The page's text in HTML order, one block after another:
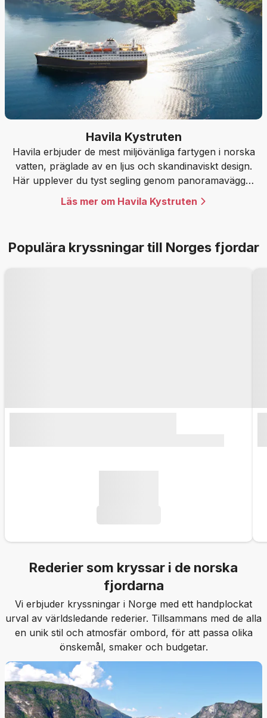
Havila Kystruten
Havila erbjuder de mest miljövänliga fartygen i norska
vatten, präglade av en ljus och skandinaviskt design.
Här upplever du tyst segling genom panoramaväggar
av glas i några av världens vackraste fjordar.
Läs mer om Havila Kystruten
Populära kryssningar till Norges fjordar
Rederier som kryssar i de norska
fjordarna
Vi erbjuder kryssningar i Norge med ett handplockat
urval av världsledande rederier. Tillsammans med de alla
en unik stil och atmosfär ombord, för att passa olika
önskemål, smaker och budgetar.